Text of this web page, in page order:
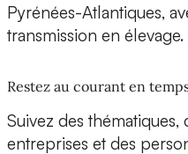
Pyrénées-Atlantiques,
transmission en élevage.
Restez au courant en
Suivez des
entreprises et des